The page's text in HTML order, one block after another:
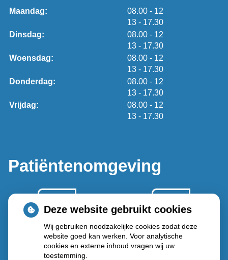
Maandag: 08.00 tot
- 12
13 tot
- 17.30
Dinsdag:
08.00 tot
- 12
13 tot
- 17.30
Woensdag:
08.00 tot
- 12
13 tot
- 17.30
Donderdag:
08.00 tot
- 12
13 tot
- 17.30
Vrijdag:
08.00 tot
- 12
13 tot
- 17.30
Patiëntenomgeving
Herhaal
recepten
Anticonceptie
middelen
Deze website gebruikt cookies
Wij gebruiken noodzakelijke cookies zodat deze
website goed kan werken. Voor analytische
cookies en externe inhoud vragen wij uw
toestemming.